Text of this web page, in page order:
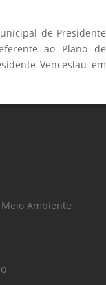
de Presidente
ao Plano de
Venceslau em
Ambiente